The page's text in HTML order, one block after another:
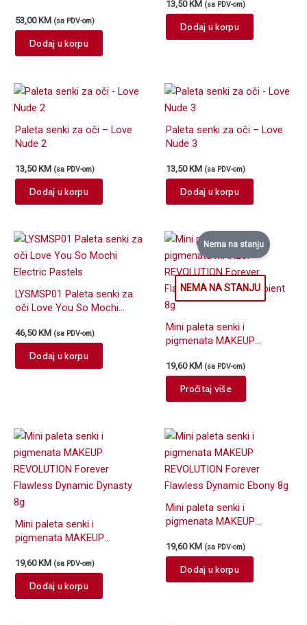
53,00 KM (sa PDV-om)
Dodaj u korpu
13,50 KM (sa PDV-om)
Dodaj u korpu
Paleta senki za oči – Love
Nude 2
13,50KM (sa PDV-om)
Dodaj u korpu
Paleta senki za oči – Love
Nude 3
13,50KM (sa PDV-om)
Dodaj u korpu
LYSMSP01 Paleta senki za
oči Love You So Mochi
46,50 KM (sa PDV-om)
Dodaj u korpu
Nema na stanju
Mini paleta senki i
pigmenata MAKEUP
Flawless Dynamic Ambient
8g
19,60 KM (sa PDV-om)
Pročitaj više
Mini paleta senki i
pigmenata MAKEUP
Flawless Dynamic Dynasty
19,60 KM (sa PDV-om)
Dodaj u korpu
Mini paleta senki i
pigmenata MAKEUP
Flawless Dynamic Ebony 8g
19,60 KM (sa PDV-om)
Dodaj u korpu